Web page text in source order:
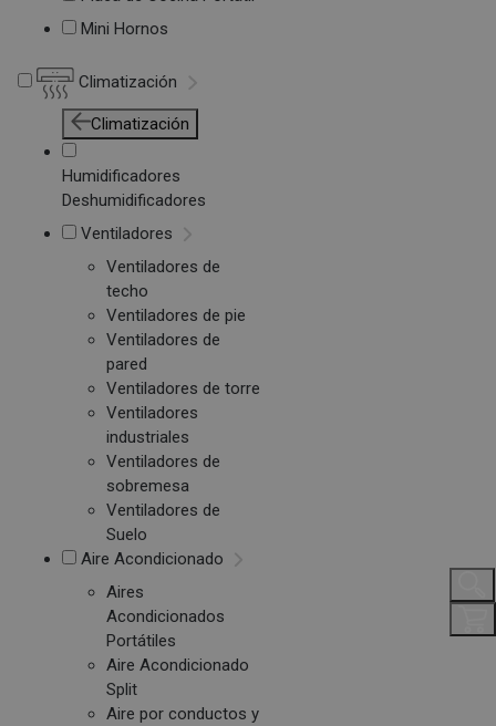
Mini Hornos
Climatización
Climatización
Humidificadores
Deshumidificadores
Ventiladores
Ventiladores de
techo
Ventiladores de pie
Ventiladores de
pared
Ventiladores de torre
Ventiladores
industriales
Ventiladores de
sobremesa
Ventiladores de
Suelo
Aire Acondicionado
Aires
Acondicionados
Portátiles
Aire Acondicionado
Split
Aire por conductos y